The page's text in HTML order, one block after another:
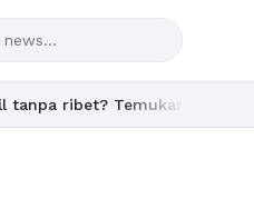
ribet? Temukan kelas seru